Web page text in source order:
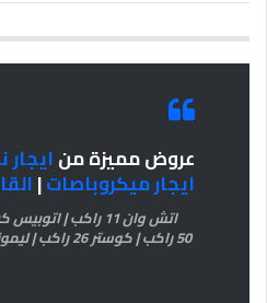
عروض مميزة من
ايجار ميكروباصات|